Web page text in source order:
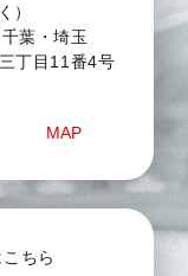
）
葉・埼玉
丁目11番4号
MAP
ちら